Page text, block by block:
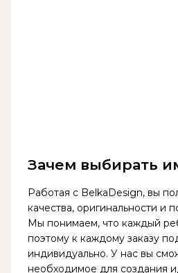
Зачем выбирать
Работая с BelkaDesign, вы
качества, оригинальности и
Мы понимаем, что каждый
поэтому к каждому заказу
индивидуально. У нас вы
необходимое для создания